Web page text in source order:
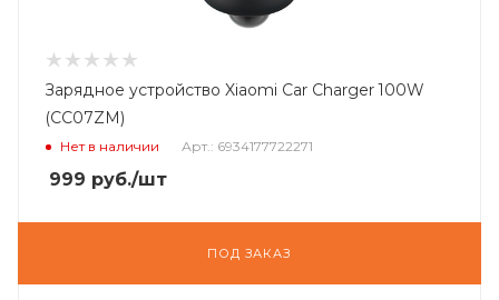
Зарядное устройство Xiaomi Car Charger 100W
(CC07ZM)
Нет в наличии Арт.: 6934177722271
999 руб./шт
ПОД ЗАКАЗ